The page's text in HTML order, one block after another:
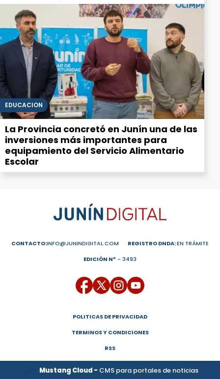
EDUCACIÓN
La Provincia concretó en Junín una de las
inversiones más importantes para
equipamiento del Servicio Alimentario
Escolar
CONTACTO:INFO@JUNINDIGITAL.COM REGISTRO DNDA:EN TRÁMITE
EDICIÓN Nº - 3493
POLITICAS DE PRIVACIDAD
TERMINOS Y CONDICIONES
RSS
Mustang Cloud - CMS para portales de noticias